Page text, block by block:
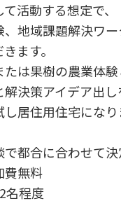
活動する想定で、
地域課題解決ワ
ます。
は果樹の農業体
決策アイデア出し
居住用住宅にな
合に合わせて決
無料
程度